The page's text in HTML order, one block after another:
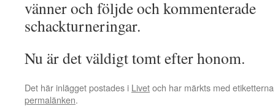
vänner och följde och kommenterade
schackturneringar.
Nu är det väldigt tomt efter honom.
Det här inlägget postades i Livetoch har märkts med
permalänken.